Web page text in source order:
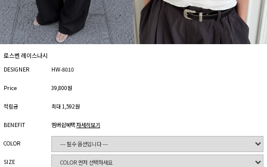
로스벤 레이스나시
DESIGNER HW-8010
Price 39,800원
적립금 최대 1,592원
BENEFIT 멤버쉽혜택자세히보기
COLOR
SIZE